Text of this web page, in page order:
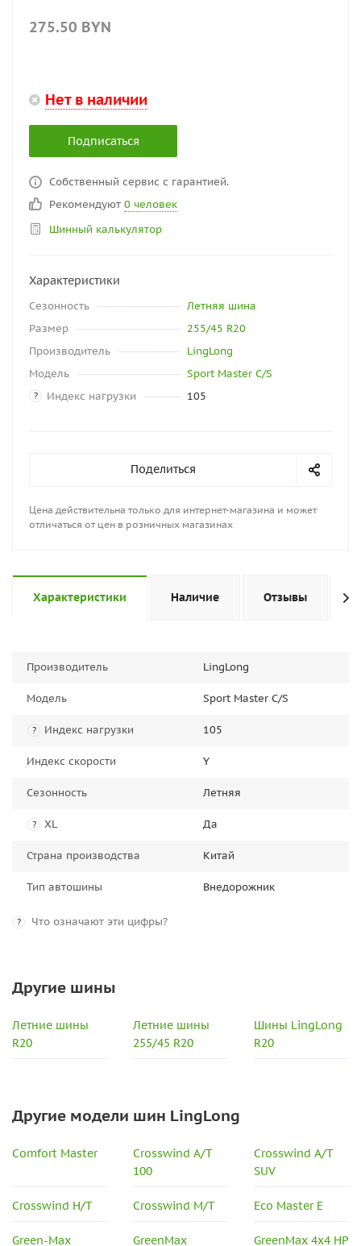
275.50 BYN
Нет в наличии
Подписаться
Собственный сервис с гарантией.
Рекомендуют 0 человек
Шинный калькулятор
Характеристики
Сезонность
Летняя шина
Размер
255/45 R20
Производитель
LingLong
Модель
Sport Master C/S
? Индекс нагрузки 105
Поделиться
Цена действительна только для интернет-магазина и может
отличаться от цен в розничных магазинах
Характеристики Наличие Отзывы
Производитель LingLong
Модель Sport Master C/S
? Индекс нагрузки 105
Индекс скорости Y
Сезонность Летняя
? XL Да
Страна производства Китай
Тип автошины Внедорожник
? Что означают эти цифры?
Другие шины
Летние шины
R20
Летние шины
255/45 R20
Шины LingLong
R20
Другие модели шин LingLong
Comfort Master
Crosswind A/T
100
Crosswind A/T
SUV
Crosswind H/T Crosswind M/T Eco Master E
Green-Max GreenMax GreenMax 4x4 HP